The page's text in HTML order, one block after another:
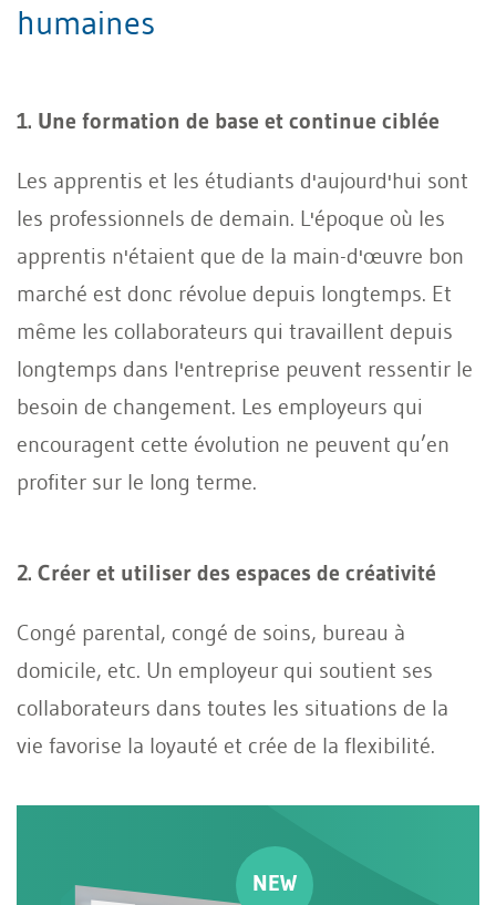
humaines
1. Une formation de base et continue ciblée
Les apprentis et les étudiants d'aujourd'hui sont
les professionnels de demain. L'époque où les
apprentis n'étaient que de la main-d'œuvre bon
marché est donc révolue depuis longtemps. Et
même les collaborateurs qui travaillent depuis
longtemps dans l'entreprise peuvent ressentir le
besoin de changement. Les employeurs qui
encouragent cette évolution ne peuvent qu’en
profiter sur le long terme.
2. Créer et utiliser des espaces de créativité
Congé parental, congé de soins, bureau à
domicile, etc. Un employeur qui soutient ses
collaborateurs dans toutes les situations de la
vie favorise la loyauté et crée de la flexibilité.